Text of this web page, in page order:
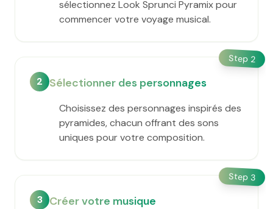
sélectionnez Look Sprunci Pyramix pour
commencer votre voyage musical.
Step 2
2 Sélectionner des personnages
Choisissez des personnages inspirés des
pyramides, chacun offrant des sons
uniques pour votre composition.
Step 3
3 Créer votre musique